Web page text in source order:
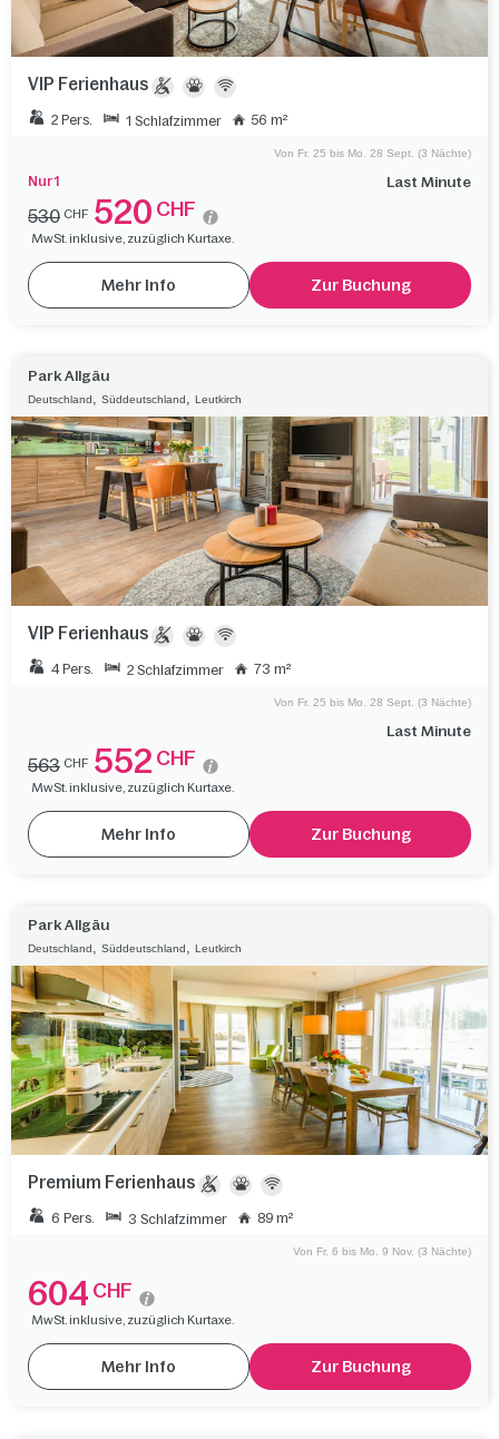
VIP Ferienhaus
2 Pers. 1 Schlafzimmer 56 m²
Nur 1 Last Minute
Von Fr. 25 bis Mo. 28 Sept. (3 Nächte)
530 CHF 520 CHF
MwSt. inklusive, zuzüglich Kurtaxe.
Mehr Info Zur Buchung
Park Allgäu
Deutschland Süddeutschland Leutkirch
VIP Ferienhaus
4 Pers. 2 Schlafzimmer 73 m²
Last Minute
Von Fr. 25 bis Mo. 28 Sept. (3 Nächte)
563 CHF 552 CHF
MwSt. inklusive, zuzüglich Kurtaxe.
Mehr Info Zur Buchung
Park Allgäu
Deutschland Süddeutschland Leutkirch
Premium Ferienhaus
6 Pers. 3 Schlafzimmer 89 m²
Von Fr. 6 bis Mo. 9 Nov. (3 Nächte)
604 CHF
MwSt. inklusive, zuzüglich Kurtaxe.
Mehr Info Zur Buchung